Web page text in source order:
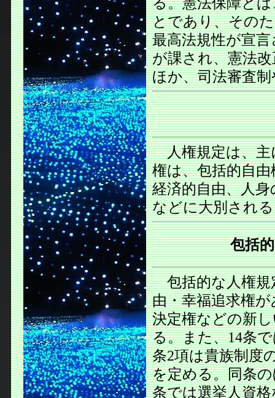
とであり、その
最高法規性が宣
が課され、憲法
ほか、司法審査
人権規定は、主
権は、包括的自
経済的自由、人
などに大別され
包括
包括的な人権規
由・幸福追求権
決定権などの新
る。また、14条
条2項は貴族制度
を定める。同条
条では選挙人資